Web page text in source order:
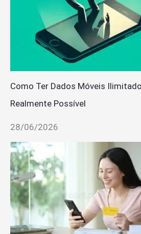
Como Ter Dados Móveis
Realmente Possível
28/06/2026